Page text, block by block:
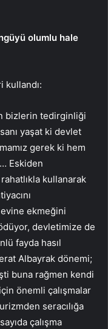
olumlu hale
kullandı:
bizlerin tedirginliği
yaşat ki devlet
gerek ki hem
Eskiden
kullanarak
evine ekmeğini
devletimize de
fayda hasıl
Albayrak dönemi;
buna rağmen kendi
önemli çalışmalar
seracılığa
çalışma